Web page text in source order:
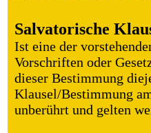
Salvatorische
Ist eine der
Vorschriften oder
dieser Bestimmung
Klausel/Bestimmung
unberührt und gelten